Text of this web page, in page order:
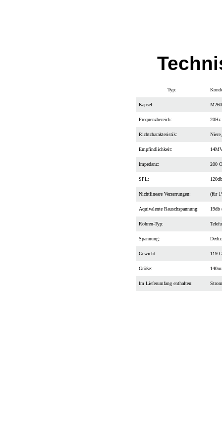
Typ:
Kapsel:
Frequenzbereich: 20Hz
Richtcharakteristik:
Empfindlichkeit:
Impedanz: 200
SPL: 120db
Nichtlineare Verzerrungen: (für
Äquivalente Rauschspannung: 19db
Röhren-Typ:
Spannung:
Gewicht: 119
Größe:
Im Lieferumfang enthalten: